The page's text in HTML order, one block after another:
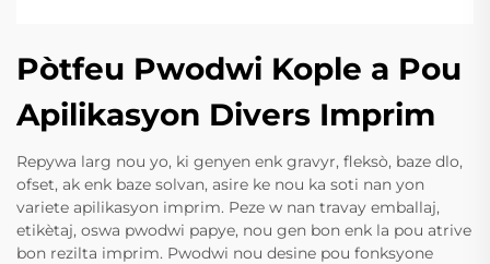
Pòtfeu Pwodwi Kople a Pou
Apilikasyon Divers Imprim
Repywa larg nou yo, ki genyen enk gravyr, fleksò, baze dlo,
ofset, ak enk baze solvan, asire ke nou ka soti nan yon
variete apilikasyon imprim. Peze w nan travay emballaj,
etikètaj, oswa pwodwi papye, nou gen bon enk la pou atrive
bon rezilta imprim. Pwodwi nou desine pou fonksyone